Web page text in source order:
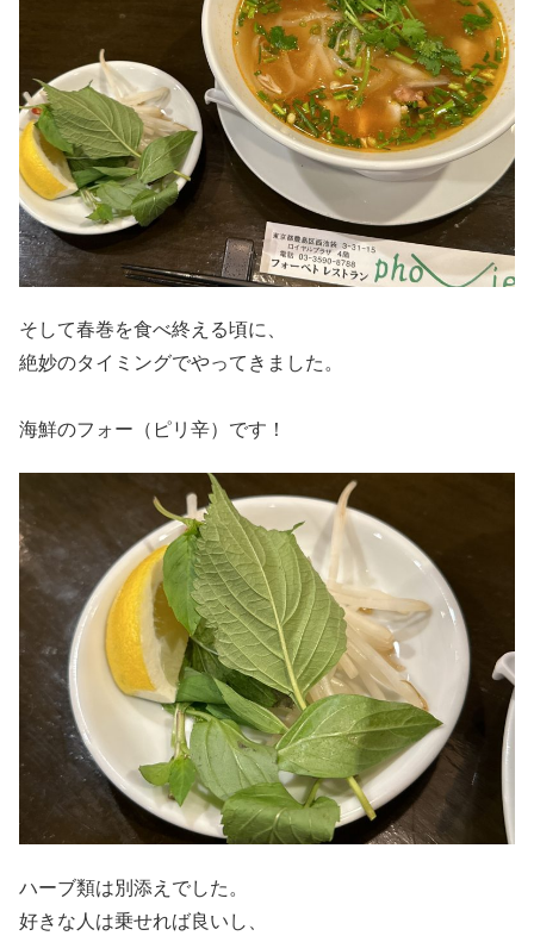
そして春巻を食べ終える頃に、
絶妙のタイミングでやってきました。
海鮮のフォー（ピリ辛）です！
ハーブ類は別添えでした。
好きな人は乗せれば良いし、